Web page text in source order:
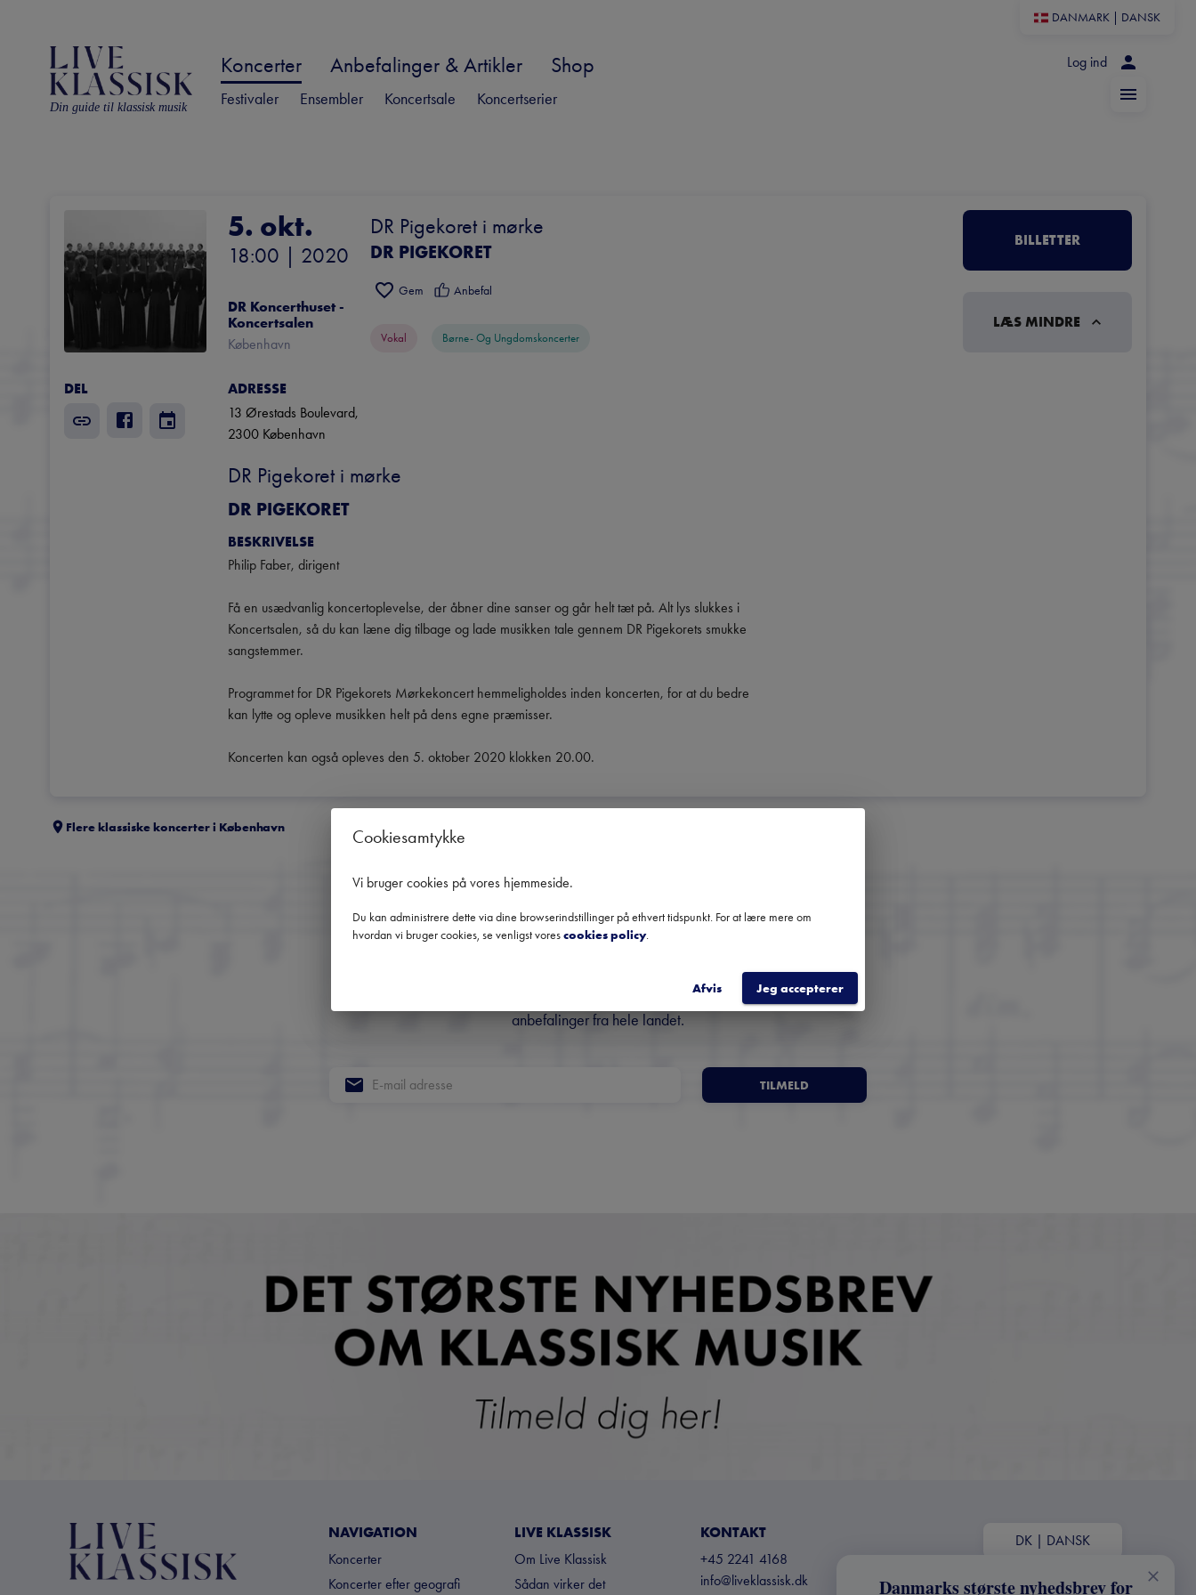
DANMARK DANSK
Din guide til klassisk musik
Koncerter Anbefalinger & Artikler Shop
Festivaler Ensembler Koncertsale Koncertserier
Log ind
5. okt.
18:00 | 2020
DR Koncerthuset -
Koncertsalen
København
DR Pigekoret i mørke
DR PIGEKORET
Gem Anbefal
Vokal Børne- Og Ungdomskoncerter
BILLETTER
LÆS MINDRE
DEL
ADRESSE
13 Ørestads Boulevard,
2300 København
DR Pigekoret i mørke
DR PIGEKORET
BESKRIVELSE
Philip Faber, dirigent
Få en usædvanlig koncertoplevelse, der åbner dine sanser og går helt tæt på. Alt lys slukkes i
Koncertsalen, så du kan læne dig tilbage og lade musikken tale gennem DR Pigekorets smukke
sangstemmer.
Programmet for DR Pigekorets Mørkekoncert hemmeligholdes inden koncerten, for at du bedre
kan lytte og opleve musikken helt på dens egne præmisser.
Koncerten kan også opleves den 5. oktober 2020 klokken 20.00.
Flere klassiske koncerter i København
Danmarks største nyhedsbrev
Få overblik over kommende koncerter, festivaler og udvalgte
anbefalinger fra hele landet.
TILMELD
NAVIGATION
Koncerter
Koncerter efter geografi
LIVE KLASSISK
Om Live Klassisk
Sådan virker det
KONTAKT
+45 2241 4168
info@liveklassisk.dk
DK | DANSK
Danmarks største nyhedsbrev for
Cookiesamtykke
Vi bruger cookies på vores hjemmeside.
Du kan administrere dette via dine browserindstillinger på ethvert tidspunkt. For at lære mere om
hvordan vi bruger cookies, se venligst vorescookies policy.
Afvis Jeg accepterer